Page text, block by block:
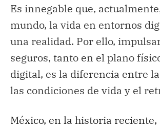
Es innegable que,
mundo, la vida en entornos
una realidad. Por ello,
seguros, tanto en el plano
digital, es la diferencia entre
las condiciones de vida y el
México, en la historia reciente,